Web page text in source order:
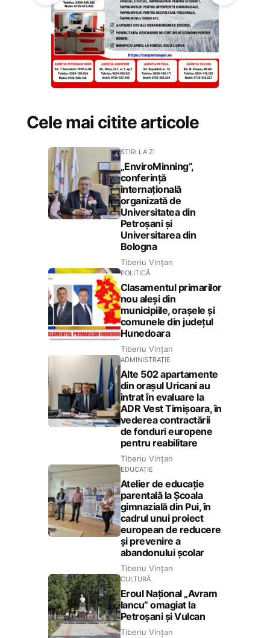
Cele mai citite articole
STIRI LA ZI
„EnviroMinning”,
conferință
internațională
organizată de
Universitatea din
Petroșani și
Universitarea din
Bologna
Tiberiu Vințan
POLITICĂ
Clasamentul primarilor
nou aleși din
municipiile, orașele și
comunele din județul
Hunedoara
Tiberiu Vințan
ADMINISTRAȚIE
Alte 502 apartamente
din orașul Uricani au
intrat în evaluare la
ADR Vest Timișoara, în
vederea contractării
de fonduri europene
pentru reabilitare
Tiberiu Vințan
EDUCAȚIE
Atelier de educație
parentală la Școala
gimnazială din Pui, în
cadrul unui proiect
european de reducere
și prevenire a
abandonului școlar
Tiberiu Vințan
CULTURĂ
Eroul Național „Avram
Iancu” omagiat la
Petroșani și Vulcan
Tiberiu Vințan